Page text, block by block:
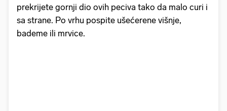
prekrijete gornji dio ovih peciva tako da malo curi i
sa strane. Po vrhu pospite ušećerene višnje,
bademe ili mrvice.